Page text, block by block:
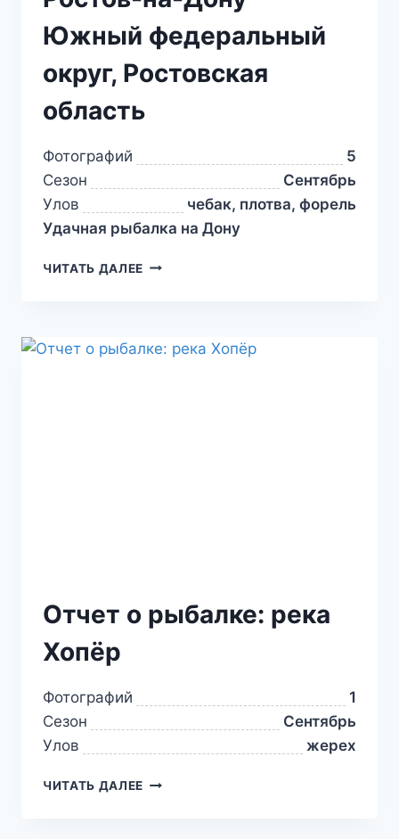
Южный федеральный
округ, Ростовская
область
Фотографий
5
Сезон
Сентябрь
Улов
чебак, плотва, форель
Удачная рыбалка на Дону
ЧИТАТЬ ДАЛЕЕ
Отчет о рыбалке: река
Хопёр
Фотографий
1
Сезон
Сентябрь
Улов
жерех
ЧИТАТЬ ДАЛЕЕ